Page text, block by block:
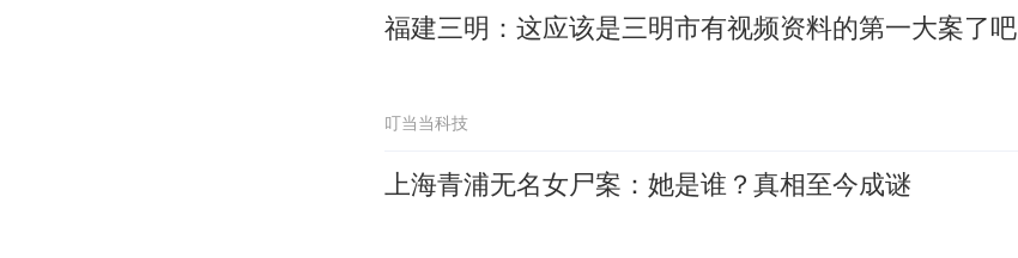
福建三明：这应该是三明市有视频资料的第一大案了吧
叮当当科技
上海青浦无名女尸案：她是谁？真相至今成谜